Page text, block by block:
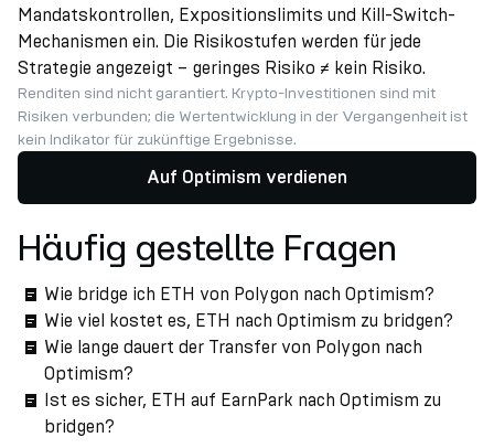
Mandatskontrollen, Expositionslimits und Kill-Switch-
Mechanismen ein. Die Risikostufen werden für jede
Strategie angezeigt – geringes Risiko ≠ kein Risiko.
Renditen sind nicht garantiert. Krypto-Investitionen sind mit
Risiken verbunden; die Wertentwicklung in der Vergangenheit ist
kein Indikator für zukünftige Ergebnisse.
Auf Optimism verdienen
Häufig gestellte Fragen
Wie bridge ich ETH von Polygon nach Optimism?
Wie viel kostet es, ETH nach Optimism zu bridgen?
Wie lange dauert der Transfer von Polygon nach
Optimism?
Ist es sicher, ETH auf EarnPark nach Optimism zu
bridgen?